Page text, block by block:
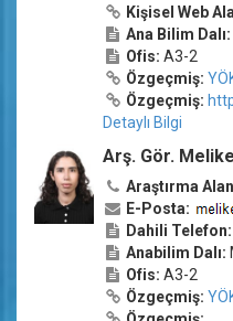
Kişisel Web
Ana Bilim Dalı:
Ofis: A3-2
Özgeçmiş:
Özgeçmiş:
Detaylı Bilgi
Arş. Gör.
Araştırma
E-Posta:
Dahili Telefon:
Anabilim Dalı:
Ofis: A3-2
Özgeçmiş: